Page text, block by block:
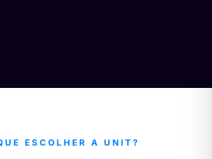
ESCOLHER A UNIT?